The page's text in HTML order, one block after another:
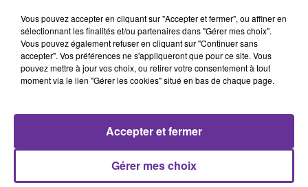
SPORT SANS FRONTIERES 13 02 2026
_.mp3
ZAWYAT ACHARQ PA `IRAN` USA
`ISRAEL 12`02`26_.mp3
Vous pouvez accepter en cliquant sur "Accepter et fermer", ou affiner en
sélectionnant les finalités et/ou partenaires dans "Gérer mes choix".
Vous pouvez également refuser en cliquant sur "Continuer sans
accepter". Vos préférences ne s'appliqueront que pour ce site. Vous
pouvez mettre à jour vos choix, ou retirer votre consentement à tout
moment via le lien "Gérer les cookies" situé en bas de chaque page.
Gérer mes choix
Accepter et fermer